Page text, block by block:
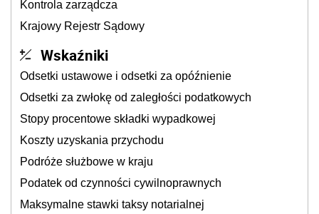
Kontrola zarządcza
Krajowy Rejestr Sądowy
Wskaźniki
Odsetki ustawowe i odsetki za opóźnienie
Odsetki za zwłokę od zaległości podatkowych
Stopy procentowe składki wypadkowej
Koszty uzyskania przychodu
Podróże służbowe w kraju
Podatek od czynności cywilnoprawnych
Maksymalne stawki taksy notarialnej